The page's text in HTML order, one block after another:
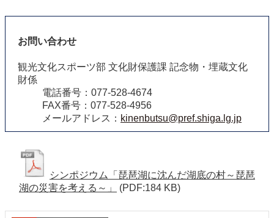
お問い合わせ
観光文化スポーツ部 文化財保護課 記念物・埋蔵文化
財係
電話番号：077-528-4674
FAX番号：077-528-4956
メールアドレス： kinenbutsu@pref.shiga.lg.jp
シンポジウム「琵琶湖に沈んだ湖底の村～琵琶
湖の災害を考える～」
(PDF:184 KB)